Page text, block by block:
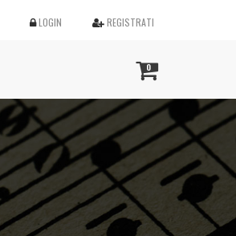
LOGIN REGISTRATI
0